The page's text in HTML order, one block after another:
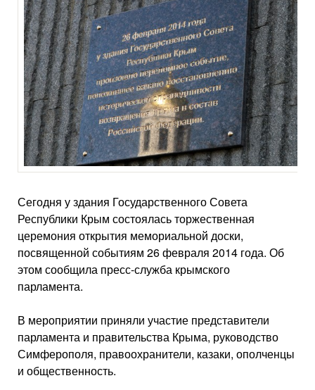
Сегодня у здания Государственного Совета
Республики Крым состоялась торжественная
церемония открытия мемориальной доски,
посвященной событиям 26 февраля 2014 года. Об
этом сообщила пресс-служба крымского
парламента.
В мероприятии приняли участие представители
парламента и правительства Крыма, руководство
Симферополя, правоохранители, казаки, ополченцы
и общественность.